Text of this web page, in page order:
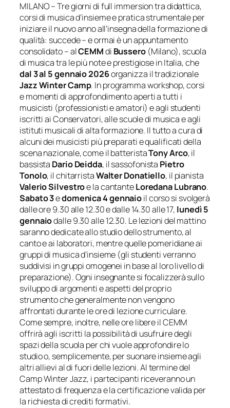
MILANO – Tre giorni di full immersion tra didattica,
corsi di musica d’insieme e pratica strumentale per
iniziare il nuovo anno all’insegna della formazione di
qualità: succede – e ormai è un appuntamento
consolidato – alCEMMdi Bussero(Milano), scuola
di musica tra le piùnote e prestigiose in Italia, che
dal 3 al 5 gennaio 2026organizza il tradizionale
Jazz Winter Camp. In programma workshop, corsi
e momenti di approfondimento aperti a tutti i
musicisti (professionisti e amatori) e agli studenti
iscritti ai Conservatori, alle scuole di musica e agli
istituti musicali di alta formazione. Il tutto a cura di
alcuni dei musicisti piùpreparati e qualificati della
scena nazionale, come il batteristaTony Arco, il
bassista Dario Deidda, il sassofonista Pietro
Tonolo, il chitarristaWalter Donatiello, il pianista
Valerio Silvestroe la cantanteLoredana Lubrano.
Sabato 3edomenica 4 gennaioil corso si svolgerà
dalle ore 9.30 alle 12.30 e dalle 14.30 alle 17, lunedì 5
gennaiodalle 9.30 alle 12.30. Le lezioni del mattino
saranno dedicate allo studio dello strumento, al
canto e ai laboratori, mentre quelle pomeridiane ai
gruppi di musica d’insieme (gli studenti verranno
suddivisi in gruppi omogenei in base al loro livello di
preparazione). Ogni insegnante si focalizzeràsullo
sviluppo di argomenti e aspetti del proprio
strumento che generalmente non vengono
affrontati durante le ore di lezione curriculare.
Come sempre, inoltre, nelle ore libere il CEMM
offriràagli iscritti la possibilità di usufruire degli
spazi della scuola per chi vuole approfondire lo
studio o, semplicemente, per suonare insieme agli
altri allievi al di fuori delle lezioni. Al termine del
Camp Winter Jazz, i partecipanti riceveranno un
attestato di frequenza e la certificazione valida per
la richiesta di crediti formativi.